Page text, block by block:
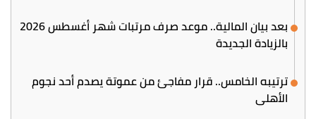
بعد بيان المالية.. موعد صرف مرتبات شهر أغسطس 2026
بالزيادة الجديدة
ترتيبه الخامس.. قرار مفاجئ من عموتة يصدم أحد نجوم
الأهلي